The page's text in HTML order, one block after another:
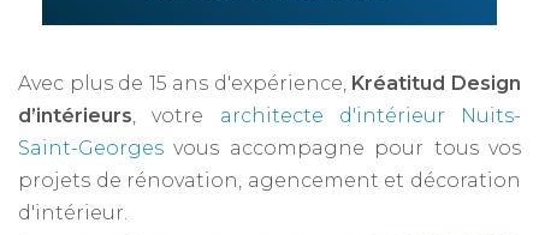
Avec plus de 15 ans d'expérience, Kréatitud Design
d’intérieurs, votre architecte d'intérieur Nuits-
Saint-Georges vous accompagne pour tous vos
projets de rénovation, agencement et décoration
d'intérieur.